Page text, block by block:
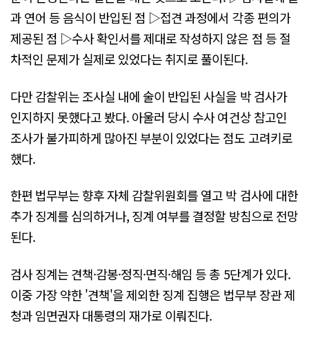
과 연어 등 음식이 반입된 점 ▷접견 과정에서 각종 편의가
제공된 점 ▷수사 확인서를 제대로 작성하지 않은 점 등 절
차적인 문제가 실제로 있었다는 취지로 풀이된다.
다만 감찰위는 조사실 내에 술이 반입된 사실을 박 검사가
인지하지 못했다고 봤다. 아울러 당시 수사 여건상 참고인
조사가 불가피하게 많아진 부분이 있었다는 점도 고려키로
했다.
한편 법무부는 향후 자체 감찰위원회를 열고 박 검사에 대한
추가 징계를 심의하거나, 징계 여부를 결정할 방침으로 전망
된다.
검사 징계는 견책·감봉·정직·면직·해임 등 총 5단계가 있다.
이중 가장 약한 '견책'을 제외한 징계 집행은 법무부 장관 제
청과 임면권자 대통령의 재가로 이뤄진다.